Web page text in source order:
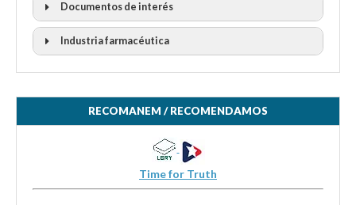
Documentos de interés
Industria farmacéutica
RECOMANEM / RECOMENDAMOS
Time for Truth